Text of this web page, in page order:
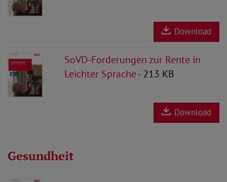
Download
SoVD-Forderungen zur Rente in
Leichter Sprache- 213 KB
Download
Gesundheit